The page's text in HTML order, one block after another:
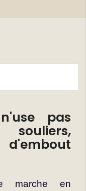
pas
d'embout
marche en